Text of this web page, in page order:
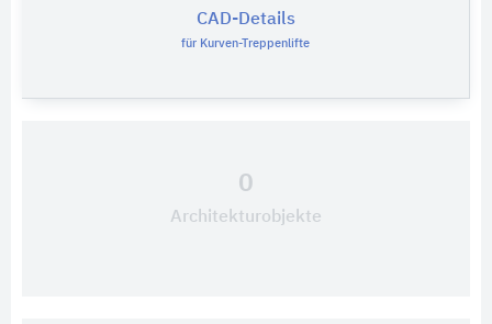
CAD-Details
für Kurven-Treppenlifte
0
Architekturobjekte